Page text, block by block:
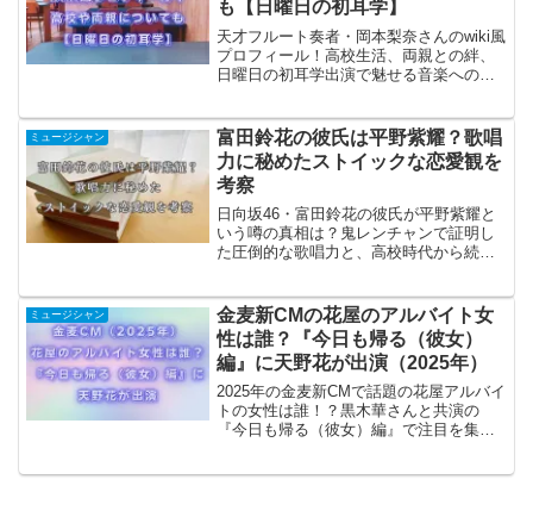
も【日曜日の初耳学】
天才フルート奏者・岡本梨奈さんのwiki風
プロフィール！高校生活、両親との絆、
日曜日の初耳学出演で魅せる音楽への情
ミュージシャン
富田鈴花の彼氏は平野紫耀？歌唱
力に秘めたストイックな恋愛観を
考察
日向坂46・富田鈴花の彼氏が平野紫耀と
いう噂の真相は？鬼レンチャンで証明し
た圧倒的な歌唱力と、高校時代から続く
考察します。おすずの努力の軌跡を知り
たいファン必見です！
ミュージシャン
金麦新CMの花屋のアルバイト女
性は誰？『今日も帰る（彼女）
編』に天野花が出演（2025年）
2025年の金麦新CMで話題の花屋アルバイ
トの女性は誰！？黒木華さんと共演の
『今日も帰る（彼女）編』で注目を集め